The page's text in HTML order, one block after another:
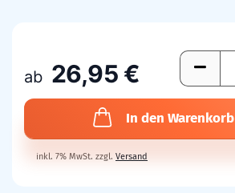
ab 26,95 €
In den Warenkorb
inkl. 7% MwSt. zzgl. Versand